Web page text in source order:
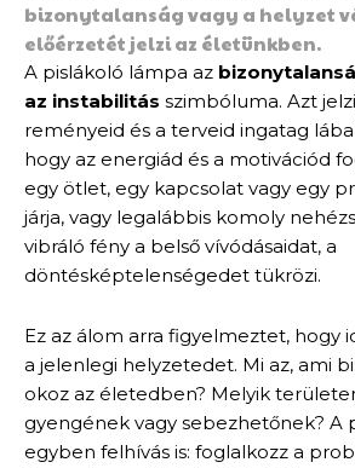
bizonytalanság vagy a helyzet
előérzetét jelzi az életünkben.
A pislákoló lámpa az
az instabilitás szimbóluma. Azt
reményeid és a terveid ingatag
hogy az energiád és a motivációd
egy ötlet, egy kapcsolat vagy egy
járja, vagy legalábbis komoly
vibráló fény a belső vívódásaidat, a
döntésképtelenségedet tükrözi.
Ez az álom arra figyelmeztet, hogy
a jelenlegi helyzetedet. Mi az, ami
okoz az életedben? Melyik
gyengének vagy sebezhetőnek? A
egyben felhívás is: foglalkozz a